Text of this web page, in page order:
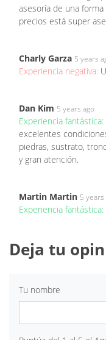
asesoría de una
precios está super
Charly Garza 5 years
Experiencia negativa:
Dan Kim 5 years ago
Experiencia fantástica:
excelentes
piedras, sustrato,
y gran atención.
Martin Martin 5 years
Experiencia fantástica:
Deja tu
Tu nombre